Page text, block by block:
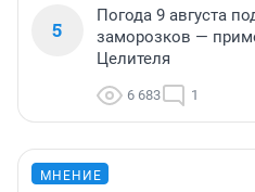
5
Погода 9 августа
заморозков —
Целителя
6 683 1
МНЕНИЕ